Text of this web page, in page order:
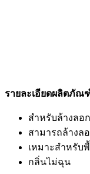
รายละเอียดผลิตภัณ
สำหรับล้างลอ
สามารถล้างล
เหมาะสำหรับ
กลิ่นไม่ฉุน